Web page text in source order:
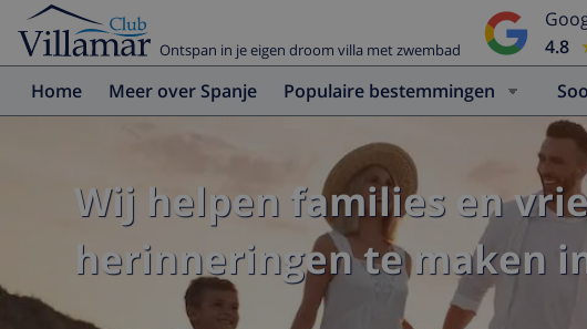
Ontspan in je eigen droom villa met zwembad
4.8
Home Meer over Spanje Populaire bestemmingen
Wij helpen families en
herinneringen te maken